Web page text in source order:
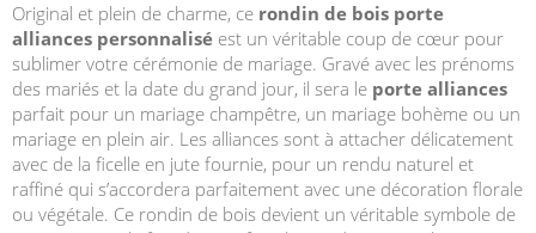
Original et plein de charme, ce rondin de bois porte
alliances personnalisé est un véritable coup de cœur pour
sublimer votre cérémonie de mariage. Gravé avec les prénoms
des mariés et la date du grand jour, il sera le porte alliances
parfait pour un mariage champêtre, un mariage bohème ou un
mariage en plein air. Les alliances sont à attacher délicatement
avec de la ficelle en jute fournie, pour un rendu naturel et
raffiné qui s’accordera parfaitement avec une décoration florale
ou végétale. Ce rondin de bois devient un véritable symbole de